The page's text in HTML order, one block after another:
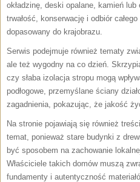
okładzinę, deski opalane, kamień
trwałość, konserwację i odbiór
dopasowany do krajobrazu.
Serwis podejmuje również tematy
ale też wygodny na co dzień.
czy słaba izolacja stropu mogą
podłogowe, przemyślane ściany
zagadnienia, pokazując, że jakość
Na stronie pojawiają się również
temat, ponieważ stare budynki z
być sposobem na zachowanie
Właściciele takich domów muszą
fundamenty i autentyczność